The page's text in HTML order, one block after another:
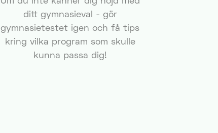
ditt gymnasieval - gör
gymnasietestet igen och få tips
kring vilka program som skulle
kunna passa dig!